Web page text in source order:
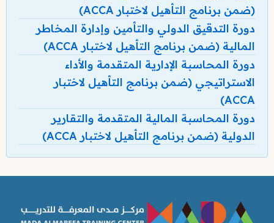
(ضمن برنامج التأهيل لاختبار ACCA)
دورة التدقيق الدولي والتأمين وإدارة المخاطر
المالية (ضمن برنامج التأهيل لاختبار ACCA)
دورة المحاسبة الإدارية المتقدمة والأداء
الاستراتيجي (ضمن برنامج التأهيل لاختبار
ACCA)
دورة المحاسبة المالية المتقدمة والتقارير
الدولية (ضمن برنامج التأهيل لاختبار ACCA)